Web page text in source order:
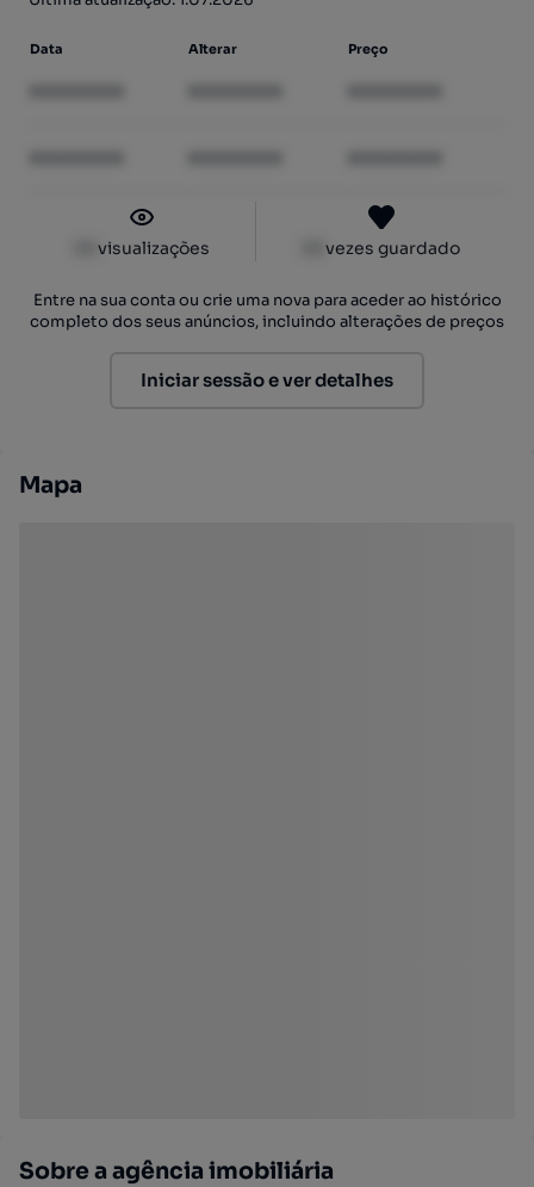
Data Alterar Preço
visualizações vezes guardado
Entre na sua conta ou crie uma nova para aceder ao histórico
completo dos seus anúncios, incluindo alterações de preços
Iniciar sessão e ver detalhes
Mapa
Sobre a agência imobiliária